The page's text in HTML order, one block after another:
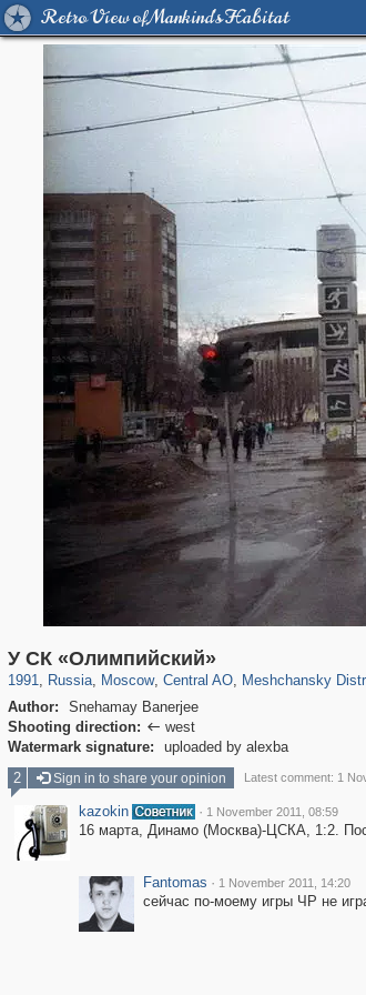
Retro View of Mankind's Habitat
У СК «Олимпийский»
1991, Russia
1,406,856 29,243
, Moscow
319,861 8,286
, Central AO
160,009 5,916
, Meshchansky
Author:
Snehamay Banerjee
Shooting direction:  west
Watermark signature:
uploaded by alexba
2 Sign in to share your opinion Latest comment: 1
kazokin · 1 November 2011, 08:59
16 марта, Динамо (Москва)-ЦСКА, 1:2.
Fantomas · 1 November 2011, 14:20
сейчас по-моему игры ЧР не